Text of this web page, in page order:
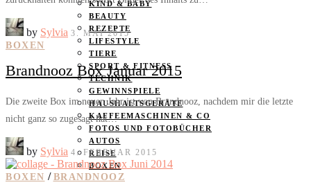
KIND & BABY
BEAUTY
REZEPTE
LIFESTYLE
TIERE
SPORT & FITNESS
TECHNIK
GEWINNSPIELE
HAUSHALTSGERÄTE
KAFFEEMASCHINEN & CO
FOTOS UND FOTOBÜCHER
AUTOS
REISE
BOXEN
by Sylvia 3. MAI 2015
BOXEN
Brandnooz Box Januar 2015
Die zweite Box im neuen Jahr ist von Brandnooz, nachdem mir die letzte
nicht ganz so zugesagt hat…
by Sylvia 4. FEBRUAR 2015
BOXEN / BRANDNOOZ